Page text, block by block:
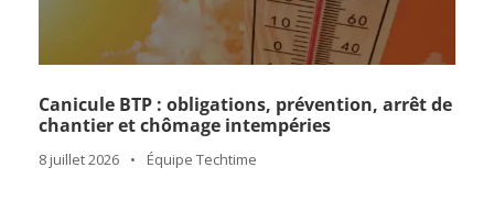
Canicule BTP : obligations, prévention, arrêt de
chantier et chômage intempéries
8 juillet 2026 • Équipe Techtime